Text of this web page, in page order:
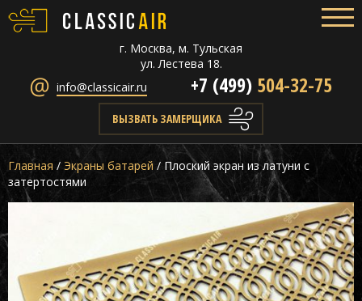
г. Москва, м. Тульская
ул. Лестева 18.
info@classicair.ru
+7 (499) 504-32-75
ВЫЗВАТЬ ЗАМЕРЩИКА
Главная / Экраны батарей / Плоский экран из латуни с
затертостями